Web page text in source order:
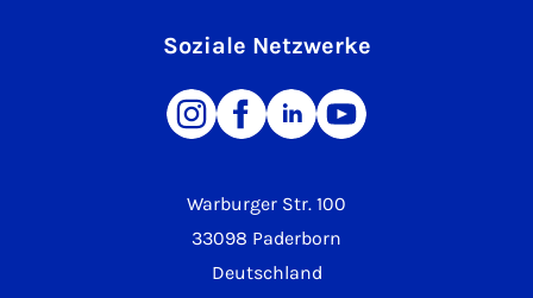
Warburger Str. 100
33098 Paderborn
Deutschland
Soziale Netzwerke